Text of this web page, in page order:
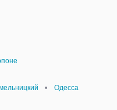
• Одесса